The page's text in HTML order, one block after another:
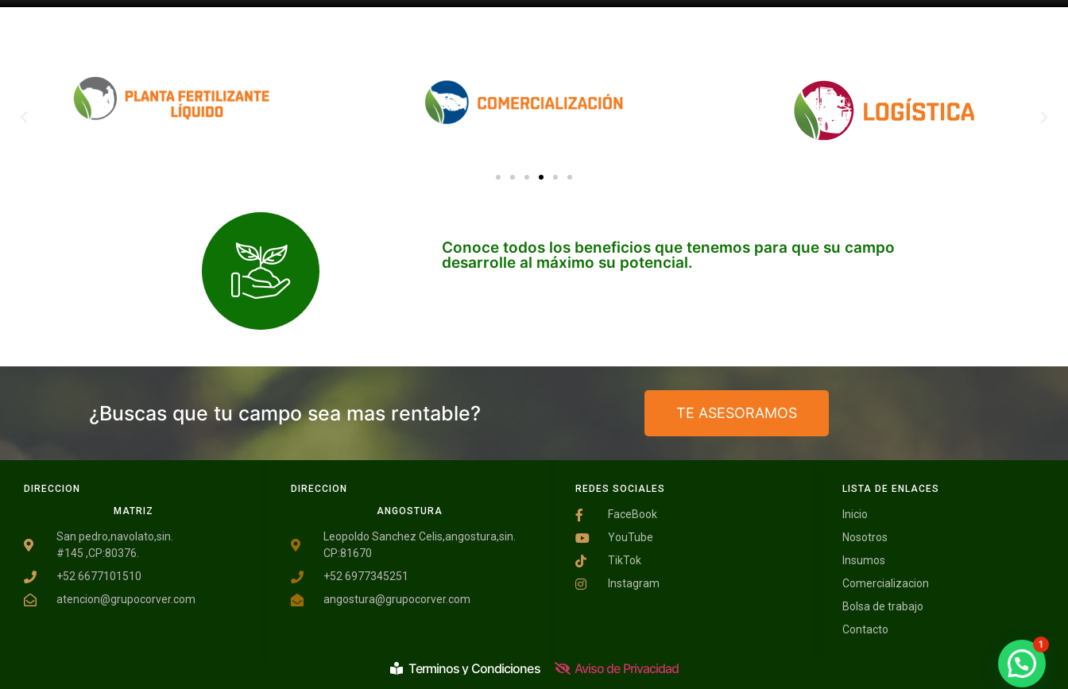
Conoce todos los beneficios que tenemos para que su campo
desarrolle al máximo su potencial.
¿Buscas que tu campo sea mas rentable? TE ASESORAMOS
DIRECCION
MATRIZ
San pedro,navolato,sin.
#145 ,CP:80376.
+52 6677101510
atencion@grupocorver.com
DIRECCION
ANGOSTURA
Leopoldo Sanchez Celis,angostura,sin.
CP:81670
+52 6977345251
angostura@grupocorver.com
REDES SOCIALES
FaceBook
YouTube
TikTok
Instagram
LISTA DE ENLACES
Inicio
Nosotros
Insumos
Comercializacion
Bolsa de trabajo
Contacto
Terminos y Condiciones Aviso de Privacidad
1